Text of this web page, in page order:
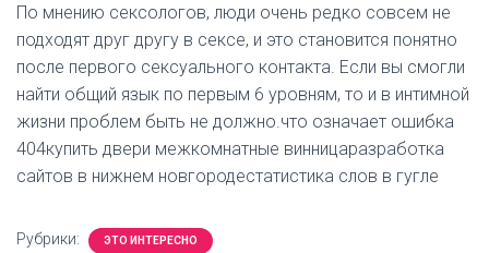
По мнению сексологов, люди очень редко совсем не
подходят друг другу в сексе, и это становится понятно
после первого сексуального контакта. Если вы смогли
найти общий язык по первым 6 уровням, то и в интимной
жизни проблем быть не должно.что означает ошибка
404купить двери межкомнатные винницаразработка
сайтов в нижнем новгородестатистика слов в гугле
Рубрики: ЭТО ИНТЕРЕСНО